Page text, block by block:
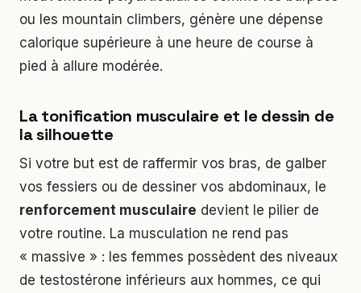
ou les mountain climbers, génère une dépense
calorique supérieure à une heure de course à
pied à allure modérée.
La tonification musculaire et le dessin de
la silhouette
Si votre but est de raffermir vos bras, de galber
vos fessiers ou de dessiner vos abdominaux, le
renforcement musculaire devient le pilier de
votre routine. La musculation ne rend pas
« massive » : les femmes possèdent des niveaux
de testostérone inférieurs aux hommes, ce qui